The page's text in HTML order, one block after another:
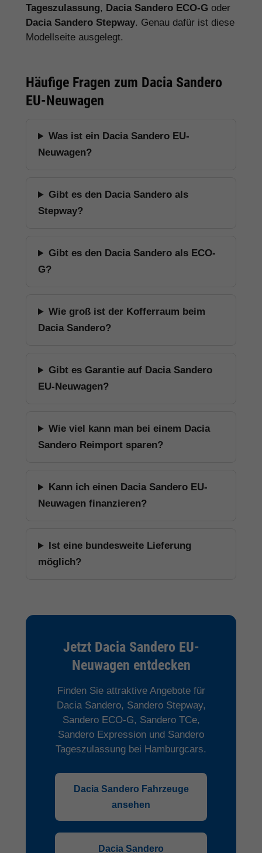
Tageszulassung, Dacia Sandero ECO-G oder
Dacia Sandero Stepway. Genau dafür ist diese
Modellseite ausgelegt.
Häufige Fragen zum Dacia Sandero
EU-Neuwagen
Was ist ein Dacia Sandero EU-
Neuwagen?
Gibt es den Dacia Sandero als
Stepway?
Gibt es den Dacia Sandero als ECO-
G?
Wie groß ist der Kofferraum beim
Dacia Sandero?
Gibt es Garantie auf Dacia Sandero
EU-Neuwagen?
Wie viel kann man bei einem Dacia
Sandero Reimport sparen?
Kann ich einen Dacia Sandero EU-
Neuwagen finanzieren?
Ist eine bundesweite Lieferung
möglich?
Jetzt Dacia Sandero EU-
Neuwagen entdecken
Finden Sie attraktive Angebote für
Dacia Sandero, Sandero Stepway,
Sandero ECO-G, Sandero TCe,
Sandero Expression und Sandero
Tageszulassung bei Hamburgcars.
Dacia Sandero Fahrzeuge
ansehen
Dacia Sandero